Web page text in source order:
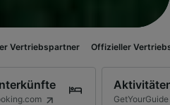
Offizieller Vertriebspartner
GetYourGuide